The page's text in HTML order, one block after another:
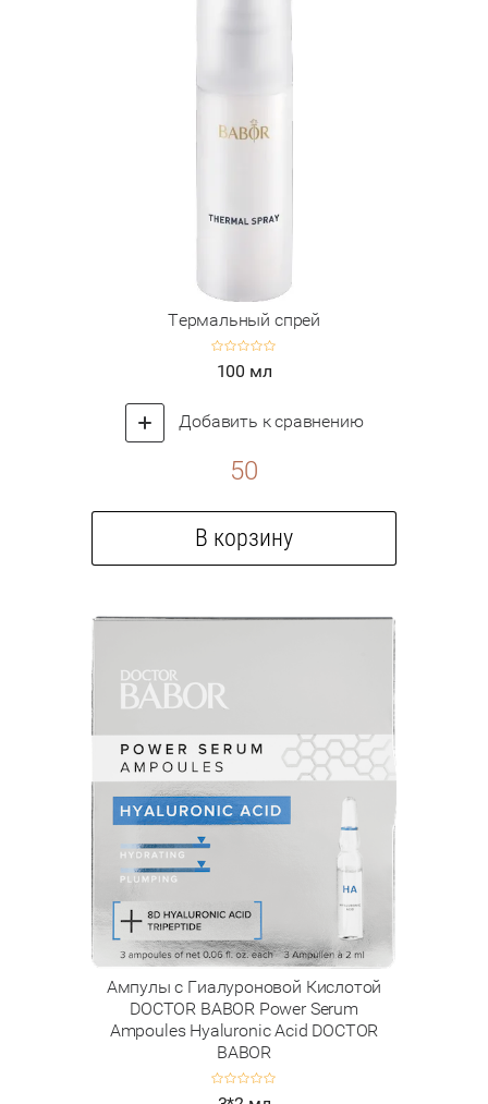
Термальный спрей
100 мл
Добавить к сравнению
50
В корзину
Ампулы с Гиалуроновой Кислотой
DOCTOR BABOR Power Serum
Ampoules Hyaluronic Acid DOCTOR
BABOR